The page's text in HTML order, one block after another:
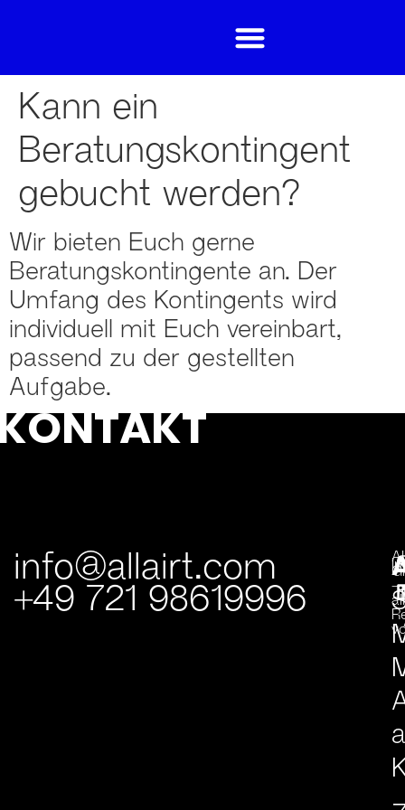
Kann ein
Beratungskontingent
gebucht werden?
Wir bieten Euch gerne
Beratungskontingente an. Der
Umfang des Kontingents wird
individuell mit Euch vereinbart,
passend zu der gestellten
Aufgabe.
info@allairt.com
+49 721 98619996
–